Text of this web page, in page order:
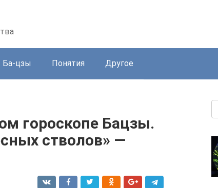
Ба-цзы Понятия Другое
гороскопе Бацзы.
стволов» —